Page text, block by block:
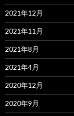
2021年12月
2021年11月
2021年8月
2021年4月
2020年12月
2020年9月